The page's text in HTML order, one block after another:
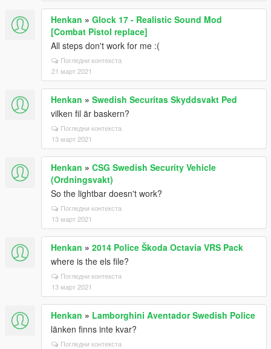
Henkan » Glock 17 - Realistic Sound Mod
[Combat Pistol replace]
All steps don't work for me :(
Погледни контекста
21 март 2021
Henkan » Swedish Securitas Skyddsvakt Ped
vilken fil är baskern?
Погледни контекста
13 март 2021
Henkan » CSG Swedish Security Vehicle
(Ordningsvakt)
So the lightbar doesn't work?
Погледни контекста
13 март 2021
Henkan » 2014 Police Škoda Octavia VRS Pack
where is the els file?
Погледни контекста
13 март 2021
Henkan » Lamborghini Aventador Swedish Police
länken finns inte kvar?
Погледни контекста